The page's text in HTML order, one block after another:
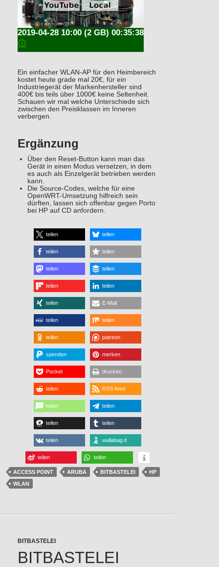
(2 GB) 00:35:38
2019-04-28 10:00
🛈
Ein einfacher WLAN-AP für den Heimbereich
kostet heute grade mal 20€, für ein
Industriegerät der Markenhersteller sind
400€ bis teils über 1000€ keine Seltenheit.
Schauen wir mal welche Unterschiede sich
zwischen den Preisklassen im Inneren
verbergen.
Ergänzung
Über den Reset-Button kann man das
Gerät in einen Modus versetzen, in dem
es auch als Einzelgerät betrieben werden
kann.
Die Source-Codes, welche für eine
OpenWRT-Umsetzung hilfreich sein
dürften, lassen sich offenbar gegen Porto
bei HP auf CD anfordern.
teilen teilen
teilen teilen
teilen teilen
teilen teilen
teilen E-Mail
teilen teilen
teilen patreon
spenden merken
Pocket drucken
teilen RSS-feed
teilen teilen
teilen teilen
teilen wallabag it
teilen teilen
ACCESS POINT ARUBA BITBASTELEI
HP
WLAN
BITBASTELEI
BITBASTELEI